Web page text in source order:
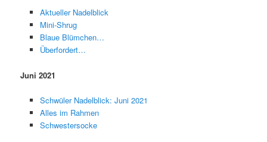
Aktueller Nadelblick
Mini-Shrug
Blaue Blümchen…
Überfordert…
Juni 2021
Schwüler Nadelblick: Juni 2021
Alles im Rahmen
Schwestersocke